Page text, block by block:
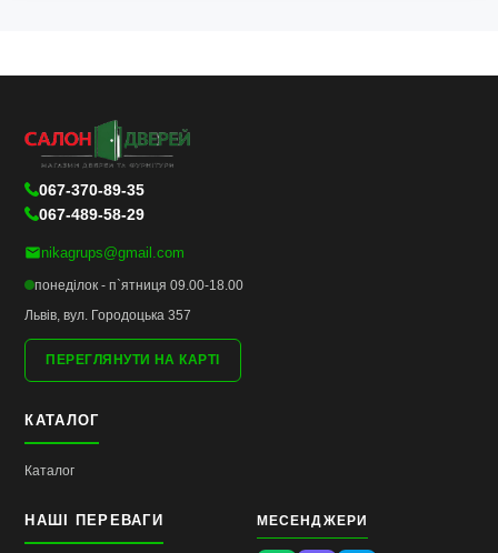
067-370-89-35
067-489-58-29
nikagrups@gmail.com
понеділок - п`ятниця 09.00-18.00
Львів, вул. Городоцька 357
ПЕРЕГЛЯНУТИ НА КАРТІ
КАТАЛОГ
Каталог
НАШІ ПЕРЕВАГИ МЕСЕНДЖЕРИ